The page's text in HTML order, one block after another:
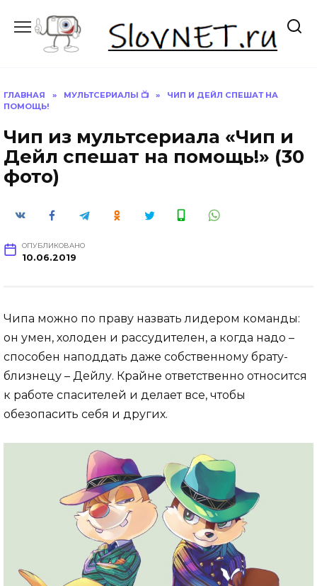
содержанию
ГЛАВНАЯ » МУЛЬТСЕРИАЛЫ 📺 »
ЧИП И ДЕЙЛ СПЕШАТ НА
ПОМОЩЬ!
Чип из мультсериала «Чип и
Дейл спешат на помощь!» (30
фото)
ОПУБЛИКОВАНО
10.06.2019
Чипа можно по праву назвать лидером команды:
он умен, холоден и рассудителен, а когда надо –
способен наподдать даже собственному брату-
близнецу – Дейлу. Крайне ответственно относится
к работе спасителей и делает все, чтобы
обезопасить себя и других.